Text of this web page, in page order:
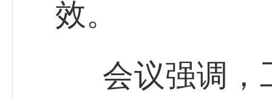
效。
会议强调，